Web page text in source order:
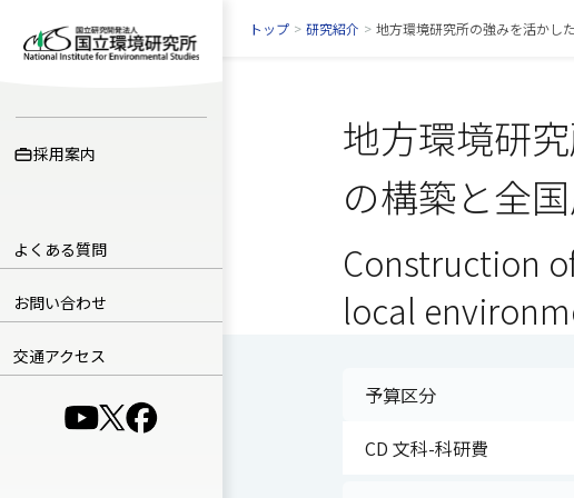
採用案内
よくある質問
お問い合わせ
交通アクセス
（別ウインドウで開きます）
（別ウインドウで開きます）
（別ウインドウで開きます）
トップ > 研究紹介 > 地方環境研究所の強みを活かし
地方環境研
の構築と全
Construction
local
予算区分
CD 文科-科研費